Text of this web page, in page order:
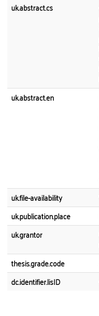
uk.abstract.cs
uk.abstract.en
uk.file-availability
uk.publication.place
uk.grantor
thesis.grade.code
dc.identifier.lisID